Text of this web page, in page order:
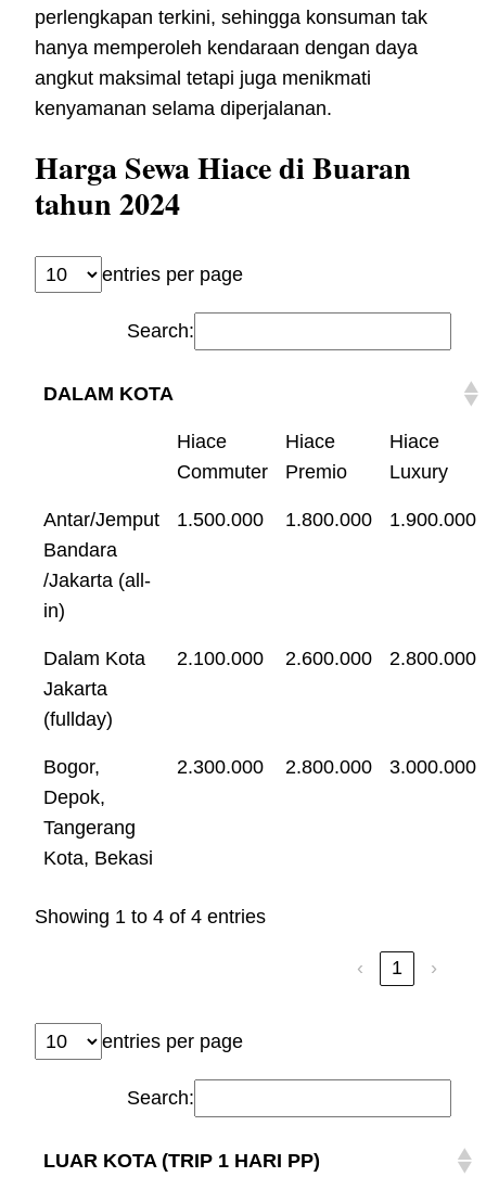
perlengkapan terkini, sehingga konsuman tak
hanya memperoleh kendaraan dengan daya
angkut maksimal tetapi juga menikmati
kenyamanan selama diperjalanan.
Harga Sewa Hiace di Buaran
tahun 2024
entries per page
Search:
DALAM KOTA
Hiace
Commuter
Hiace
Premio
Hiace
Luxury
Antar/Jemput
Bandara
/Jakarta (all-
in)
1.500.000 1.800.000 1.900.000
Dalam Kota
Jakarta
(fullday)
2.100.000 2.600.000 2.800.000
Bogor,
Depok,
Tangerang
Kota, Bekasi
2.300.000 2.800.000 3.000.000
Showing 1 to 4 of 4 entries
‹ 1 ›
entries per page
Search:
LUAR KOTA (TRIP 1 HARI PP)